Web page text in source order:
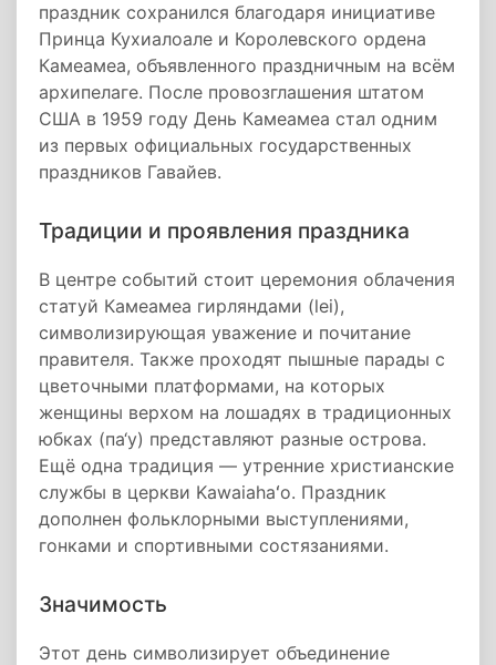
праздник сохранился благодаря инициативе
Принца Кухиалоале и Королевского ордена
Камеамеа, объявленного праздничным на всём
архипелаге. После провозглашения штатом
США в 1959 году День Камеамеа стал одним
из первых официальных государственных
праздников Гавайев.
Традиции и проявления праздника
В центре событий стоит церемония облачения
статуй Камеамеа гирляндами (lei),
символизирующая уважение и почитание
правителя. Также проходят пышные парады с
цветочными платформами, на которых
женщины верхом на лошадях в традиционных
юбках (па‘у) представляют разные острова.
Ещё одна традиция — утренние христианские
службы в церкви Kawaiahaʻo. Праздник
дополнен фольклорными выступлениями,
гонками и спортивными состязаниями.
Значимость
Этот день символизирует объединение